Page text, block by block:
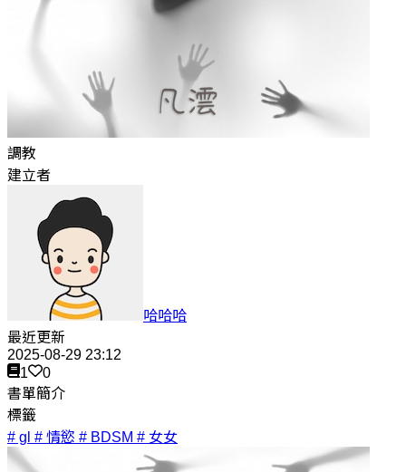
調教
建立者
哈哈哈
最近更新
2025-08-29 23:12
1
0
書單簡介
標籤
# gl # 情慾 # BDSM # 女女